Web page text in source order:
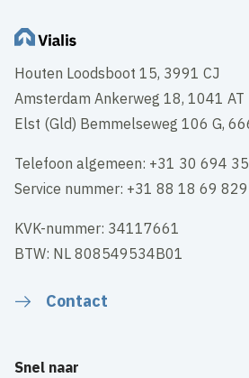
Houten Loodsboot 15, 3991 CJ
Amsterdam Ankerweg 18, 1041 AT
Elst (Gld) Bemmelseweg 106 G,
Telefoon algemeen: +31 30 694
Service nummer: +31 88 18 69 829
KVK-nummer: 34117661
BTW: NL 808549534B01
Contact
Snel naar